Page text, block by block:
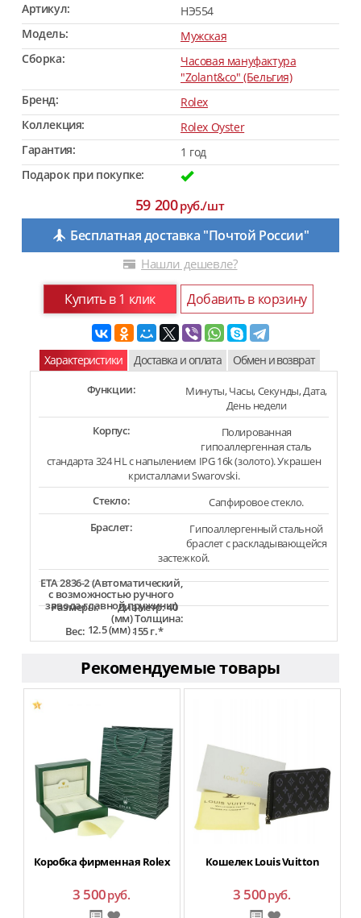
Артикул:
HЭ554
Модель:
Мужская
Сборка:
Часовая мануфактура
"Zolant&co" (Бельгия)
Бренд:
Rolex
Коллекция:
Rolex Oyster
Гарантия:
1 год
Подарок при покупке:
59 200руб./шт
Бесплатная доставка "Почтой России"
Нашли дешевле?
Купить в 1 клик Добавить в корзину
Характеристики Доставка и оплата Обмен и возврат
Функции:
Минуты, Часы, Секунды, Дата,
День недели
Корпус:
Полированная
гипоаллергенная сталь
стандарта 324 HL с напылением IPG 16k (золото). Украшен
кристаллами Swarovski.
Стекло:
Сапфировое стекло.
Браслет:
Гипоаллергенный стальной
браслет с раскладывающейся
застежкой.
ETA 2836-2 (Автоматический,
с возможностью ручного
завода главной пружины)
Размеры: Диаметр: 40
(мм) Толщина:
12.5 (мм) .
Вес: 155 г.*
Рекомендуемые товары
Коробка фирменная Rolex
3 500руб.
Кошелек Louis Vuitton
3 500руб.